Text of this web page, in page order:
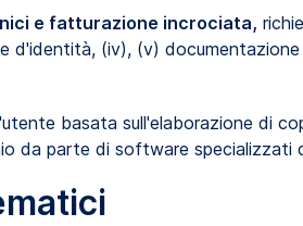
e fatturazione incrociata,
d'identità, (iv), (v)
basata sull'elaborazione di
da parte di software specializzati